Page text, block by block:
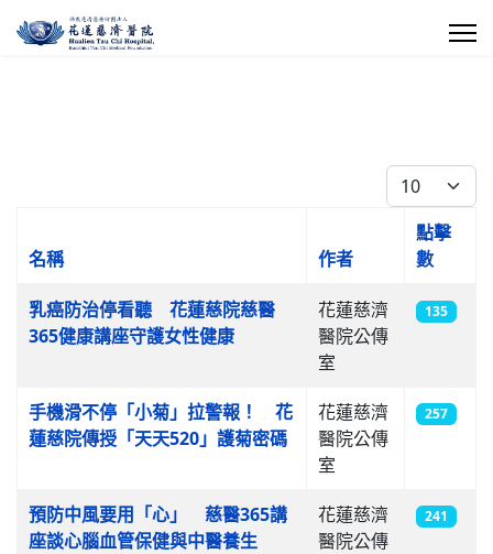
每頁顯示條數
文章列表
名稱 作者
點擊
數
乳癌防治停看聽 花蓮慈院慈醫
365健康講座守護女性健康
花蓮慈濟
醫院公傳
室
135
手機滑不停「小菊」拉警報！ 花
蓮慈院傳授「天天520」護菊密碼
花蓮慈濟
醫院公傳
室
257
預防中風要用「心」 慈醫365講
座談心腦血管保健與中醫養生
花蓮慈濟
醫院公傳
241